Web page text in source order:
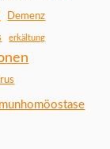
Demenz
erkältung